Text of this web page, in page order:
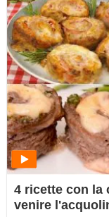
4 ricette con la
venire